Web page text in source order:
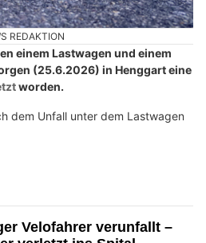
REDAKTION
einem Lastwagen und einem
(25.6.2026) in Henggart eine
worden.
dem Unfall unter dem Lastwagen
Velofahrer verunfallt –